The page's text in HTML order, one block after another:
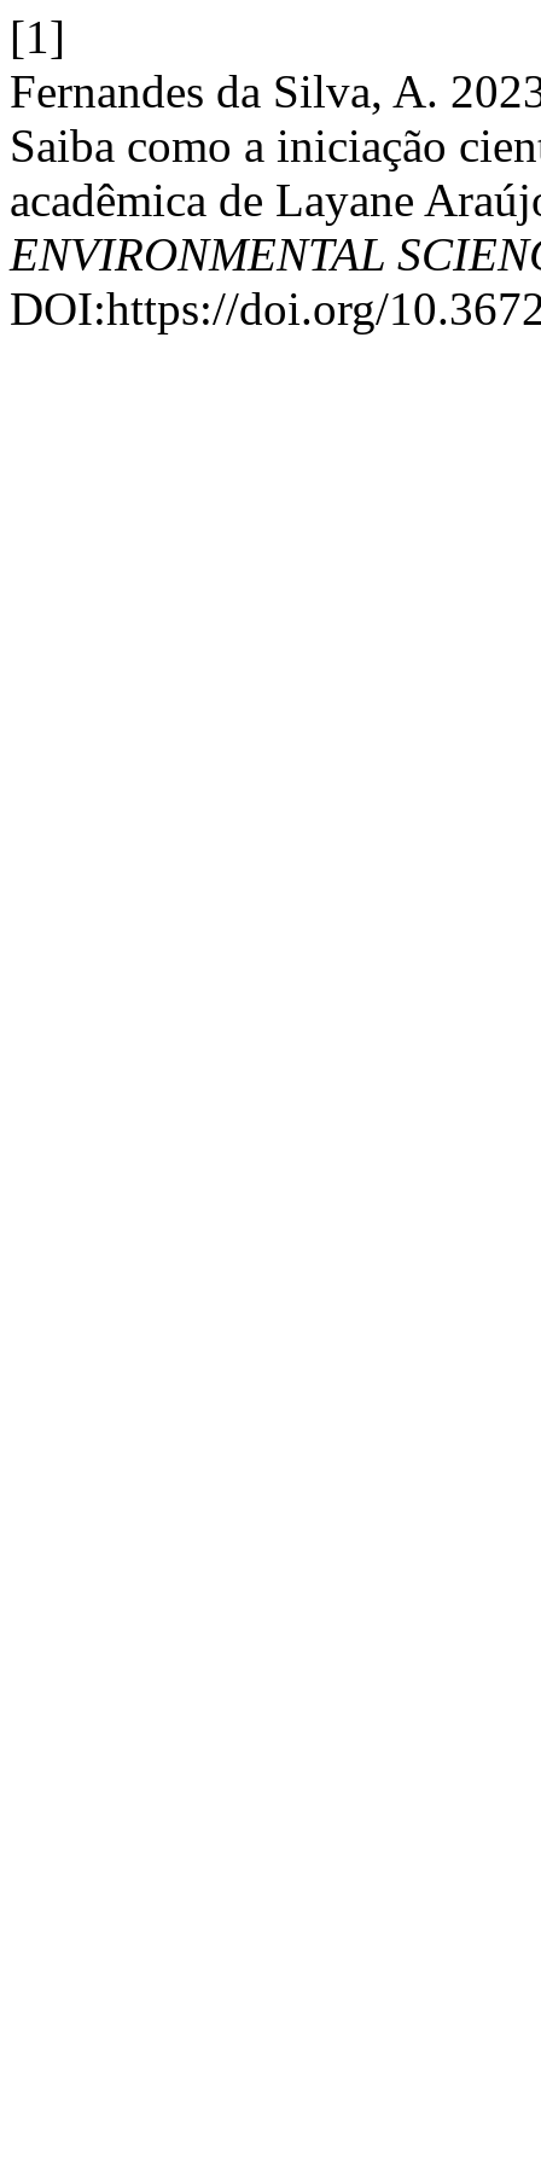
[1]
Fernandes da Silva, A.
Saiba como a iniciação
acadêmica de Layane
ENVIRONMENTAL
DOI:https://doi.org/